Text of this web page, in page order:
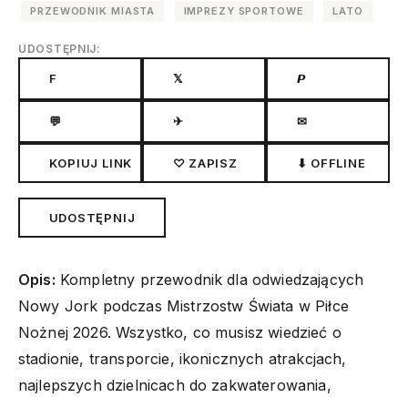
PRZEWODNIK MIASTA IMPREZY SPORTOWE LATO
UDOSTĘPNIJ:
F 𝕏 𝙋
💬 ✈ ✉
KOPIUJ LINK ♡ ZAPISZ ⬇ OFFLINE
UDOSTĘPNIJ
Opis: Kompletny przewodnik dla odwiedzających
Nowy Jork podczas Mistrzostw Świata w Piłce
Nożnej 2026. Wszystko, co musisz wiedzieć o
stadionie, transporcie, ikonicznych atrakcjach,
najlepszych dzielnicach do zakwaterowania,